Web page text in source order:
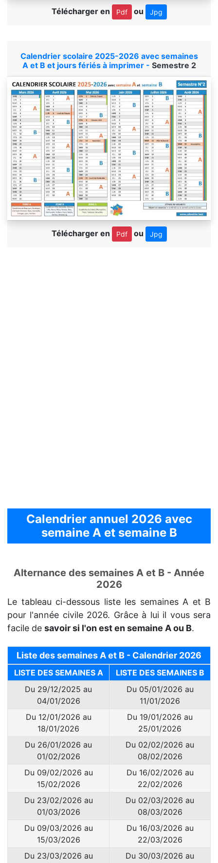
Télécharger en Pdf ou Jpg
Calendrier scolaire 2025-2026 avec semaines
A et B et jours fériés à imprimer - Semestre 2
Télécharger en Pdf ou Jpg
Calendrier annuel 2026 avec
semaine A et semaine B
Alternance des semaines A et B - Année
2026
Le tableau ci-dessous liste les semaines A et B
pour l'année civile 2026. Grâce à lui il vous sera
facile de savoir si l'on est en semaine A ou B.
Liste des semaines A et B - Calendrier 2026
LISTE DES SEMAINES A
LISTE DES SEMAINES B
Du 29/12/2025 au
04/01/2026
Du 05/01/2026 au
11/01/2026
Du 12/01/2026 au
18/01/2026
Du 19/01/2026 au
25/01/2026
Du 26/01/2026 au
01/02/2026
Du 02/02/2026 au
08/02/2026
Du 09/02/2026 au
15/02/2026
Du 16/02/2026 au
22/02/2026
Du 23/02/2026 au
01/03/2026
Du 02/03/2026 au
08/03/2026
Du 09/03/2026 au
15/03/2026
Du 16/03/2026 au
22/03/2026
Du 23/03/2026 au
Du 30/03/2026 au